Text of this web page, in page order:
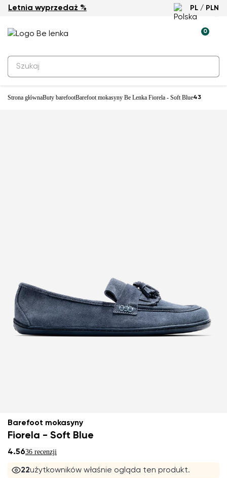
Letnia wyprzedaż % PL / PLN
0
Strona głównaButy barefootBarefoot mokasyny Be Lenka Fiorela - Soft Blue43
-33%
Barefoot mokasyny
Fiorela - Soft Blue
4.5636 recenzji
22użytkowników właśnie ogląda ten produkt.